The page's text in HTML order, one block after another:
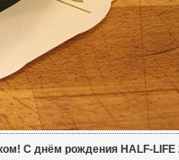
С днём рождения HALF-LIFE